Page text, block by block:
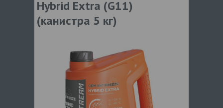
Hybrid Extra (G11)
(канистра 5 кг)